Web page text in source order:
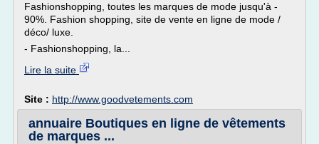
Fashionshopping, toutes les marques de mode jusqu'à -
90%. Fashion shopping, site de vente en ligne de mode /
déco/ luxe.
- Fashionshopping, la...
Lire la suite
Site : http://www.goodvetements.com
annuaire Boutiques en ligne de vêtements
de marques ...